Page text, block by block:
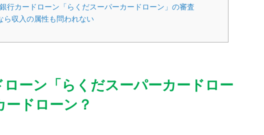
行カードローン「らくだスーパーカードローン」の審査
収入の属性も問われない
ローン「らくだスーパーカードロー
ードローン？